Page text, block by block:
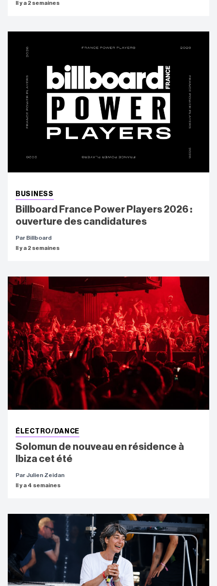
Il y a 2 semaines
BUSINESS
Billboard France Power Players 2026 :
ouverture des candidatures
Par Billboard
Il y a 2 semaines
ÉLECTRO/DANCE
Solomun de nouveau en résidence à
Ibiza cet été
Par Julien Zeidan
Il y a 4 semaines